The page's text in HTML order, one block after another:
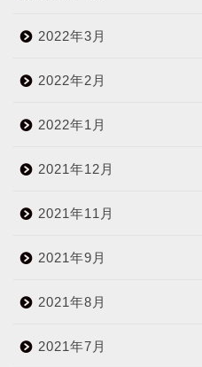
2022年3月
2022年2月
2022年1月
2021年12月
2021年11月
2021年9月
2021年8月
2021年7月